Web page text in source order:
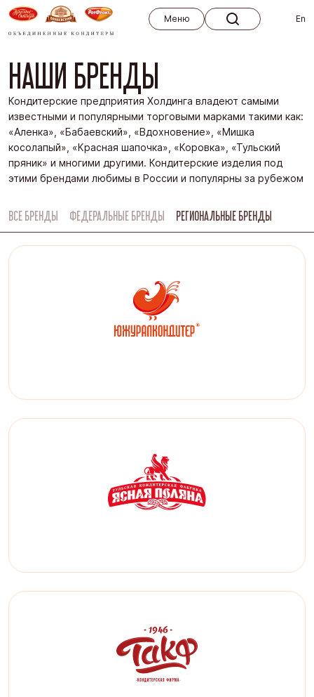
Меню
En
НАШИ БРЕНДЫ
Кондитерские предприятия Холдинга владеют самыми
известными и популярными торговыми марками такими как:
«Аленка», «Бабаевский», «Вдохновение», «Мишка
косолапый», «Красная шапочка», «Коровка», «Тульский
пряник» и многими другими. Кондитерские изделия под
этими брендами любимы в России и популярны за рубежом
ВСЕ БРЕНДЫ ФЕДЕРАЛЬНЫЕ БРЕНДЫ РЕГИОНАЛЬНЫЕ БРЕНДЫ